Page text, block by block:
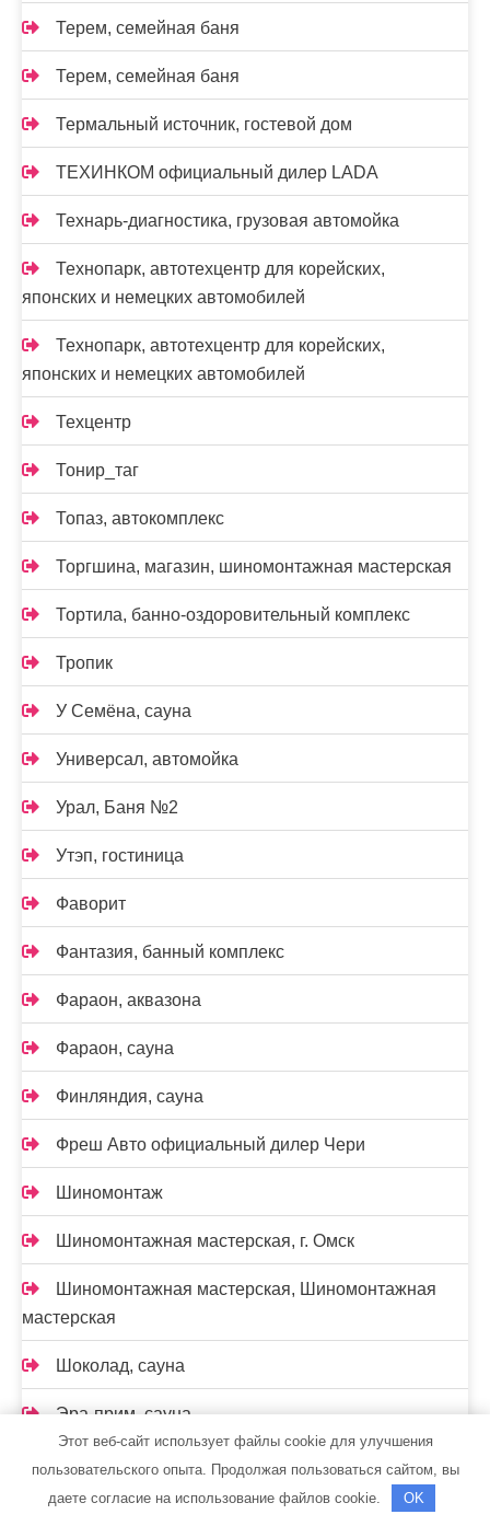
Терем, семейная баня
Терем, семейная баня
Термальный источник, гостевой дом
ТЕХИНКОМ официальный дилер LADA
Технарь-диагностика, грузовая автомойка
Технопарк, автотехцентр для корейских,
японских и немецких автомобилей
Технопарк, автотехцентр для корейских,
японских и немецких автомобилей
Техцентр
Тонир_таг
Топаз, автокомплекс
Торгшина, магазин, шиномонтажная мастерская
Тортила, банно-оздоровительный комплекс
Тропик
У Семёна, сауна
Универсал, автомойка
Урал, Баня №2
Утэп, гостиница
Фаворит
Фантазия, банный комплекс
Фараон, аквазона
Фараон, сауна
Финляндия, сауна
Фреш Авто официальный дилер Чери
Шиномонтаж
Шиномонтажная мастерская, г. Омск
Шиномонтажная мастерская, Шиномонтажная
мастерская
Шоколад, сауна
Эра-прим, сауна
Юбилейная, гостиница
Юг, сауна
Этот веб-сайт использует файлы cookie для улучшения
пользовательского опыта. Продолжая пользоваться сайтом, вы
даете согласие на использование файлов cookie.
OK